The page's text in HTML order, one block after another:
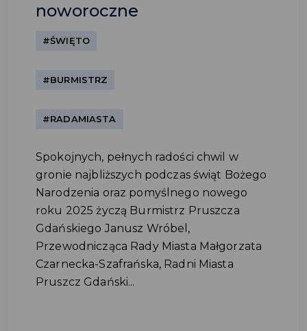
noworoczne
#ŚWIĘTO
#BURMISTRZ
#RADAMIASTA
Spokojnych, pełnych radości chwil w
gronie najbliższych podczas świąt Bożego
Narodzenia oraz pomyślnego nowego
roku 2025 życzą Burmistrz Pruszcza
Gdańskiego Janusz Wróbel,
Przewodnicząca Rady Miasta Małgorzata
Czarnecka-Szafrańska, Radni Miasta
Pruszcz Gdański...